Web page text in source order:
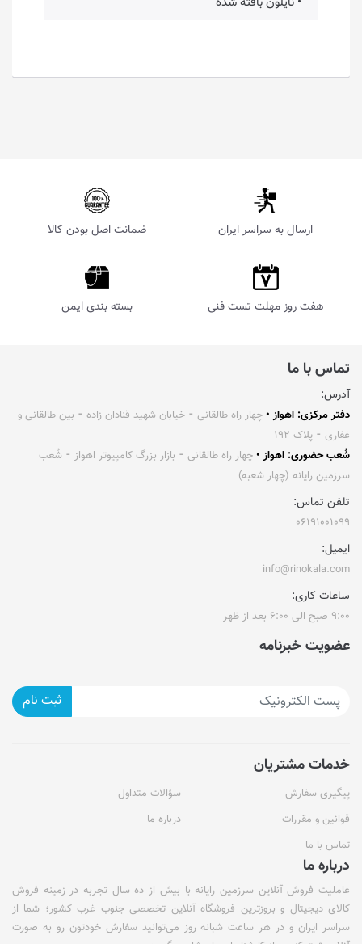
ارسال به سراسر ایران ضمانت اصل بودن کالا
هفت روز مهلت تست فنی بسته بندی ایمن
تماس با ما
آدرس:
دفتر مرکزی: اهواز • چهار راه طالقانی ⁃ خیابان شهید قنادان زاده ⁃ بین طالقانی و
غفاری ⁃ پلاک ۱۹۲
شُعب حضوری: اهواز • چهار راه طالقانی ⁃ بازار بزرگ کامپیوتر اهواز ⁃ شُعب
سرزمین رایانه (چهار شعبه)
تلفن تماس:
۰۶۱۹۱۰۰۱۰۹۹
ایمیل:
info@rinokala.com
ساعات کاری:
۹:۰۰ صبح الی ۶:۰۰ بعد از ظهر
عضویت خبرنامه
ثبت نام
خدمات مشتریان
پیگیری سفارش
سؤالات متداول
قوانین و مقررات
درباره ما
تماس با ما
درباره ما
عاملیت فروش آنلاین سرزمین رایانه با بیش از ده سال تجربه در زمینه فروش
کالای دیجیتال و بروزترین فروشگاه آنلاین تخصصی جنوب غرب کشور؛ شما از
سراسر ایران و در هر ساعت شبانه روز می‌توانید سفارش خودتون رو به صورت